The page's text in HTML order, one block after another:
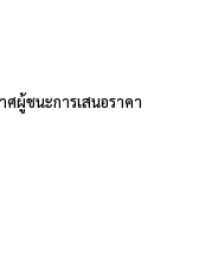
ศผู้ชนะการเสนอราคา